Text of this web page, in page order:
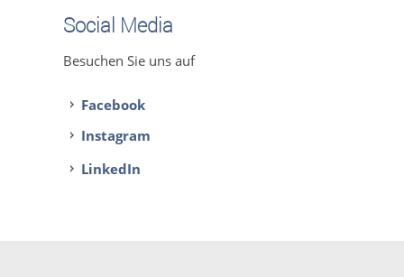
Social Media
Besuchen Sie uns auf
Facebook
Instagram
LinkedIn